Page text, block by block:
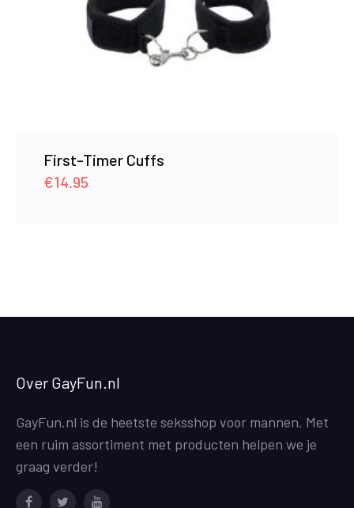
First-Timer Cuffs
€14.95
Over GayFun.nl
GayFun.nl is de heetste seksshop voor mannen. Met
een ruim assortiment met producten helpen we je
graag verder!